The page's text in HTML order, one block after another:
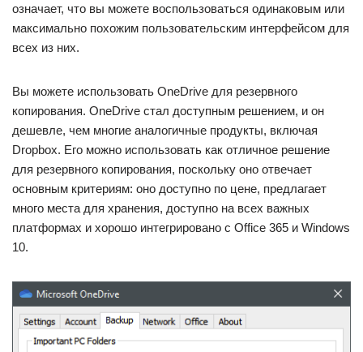
означает, что вы можете воспользоваться одинаковым или
максимально похожим пользовательским интерфейсом для
всех из них.
Вы можете использовать OneDrive для резервного
копирования. OneDrive стал доступным решением, и он
дешевле, чем многие аналогичные продукты, включая
Dropbox. Его можно использовать как отличное решение
для резервного копирования, поскольку оно отвечает
основным критериям: оно доступно по цене, предлагает
много места для хранения, доступно на всех важных
платформах и хорошо интегрировано с Office 365 и Windows
10.